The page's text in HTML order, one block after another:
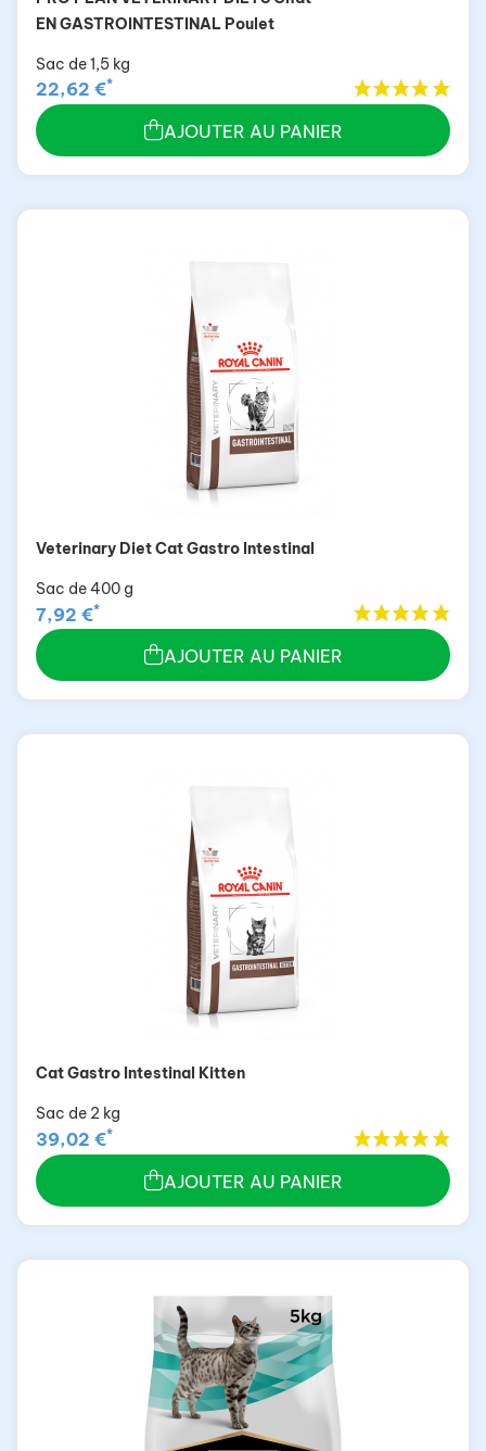
EN GASTROINTESTINAL Poulet
Sac de 1,5 kg
22,62 €*
AJOUTER AU PANIER
Veterinary Diet Cat Gastro Intestinal
Sac de 400 g
7,92 €*
AJOUTER AU PANIER
Cat Gastro Intestinal Kitten
Sac de 2 kg
39,02 €*
AJOUTER AU PANIER